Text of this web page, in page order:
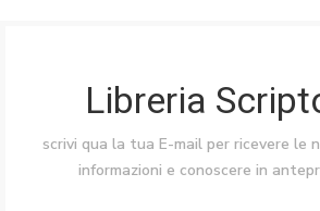
Libreria
scrivi qua la tua E-mail per ricevere le
informazioni e conoscere in